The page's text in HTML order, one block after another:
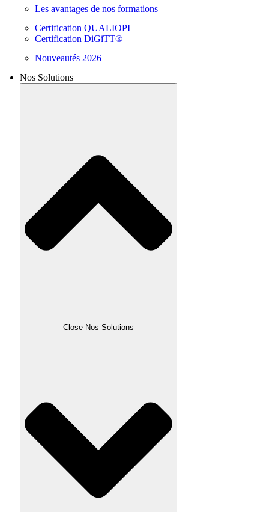
Les avantages de nos formations
Certification QUALIOPI
Certification DiGiTT®
Nouveautés 2026
Nos Solutions
Close Nos Solutions